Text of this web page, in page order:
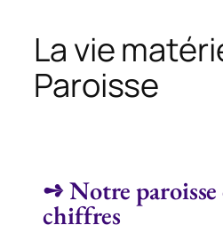
La vie
Paroisse
➺ Notre paroisse
chiffres